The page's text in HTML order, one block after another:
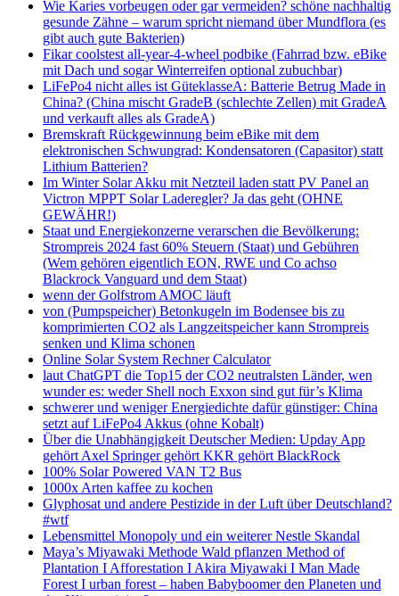
Wie Karies vorbeugen oder gar vermeiden? schöne nachhaltig
gesunde Zähne – warum spricht niemand über Mundflora (es
gibt auch gute Bakterien)
Fikar coolstest all-year-4-wheel podbike (Fahrrad bzw. eBike
mit Dach und sogar Winterreifen optional zubuchbar)
LiFePo4 nicht alles ist GüteklasseA: Batterie Betrug Made in
China? (China mischt GradeB (schlechte Zellen) mit GradeA
und verkauft alles als GradeA)
Bremskraft Rückgewinnung beim eBike mit dem
elektronischen Schwungrad: Kondensatoren (Capasitor) statt
Lithium Batterien?
Im Winter Solar Akku mit Netzteil laden statt PV Panel an
Victron MPPT Solar Laderegler? Ja das geht (OHNE
GEWÄHR!)
Staat und Energiekonzerne verarschen die Bevölkerung:
Strompreis 2024 fast 60% Steuern (Staat) und Gebühren
(Wem gehören eigentlich EON, RWE und Co achso
Blackrock Vanguard und dem Staat)
wenn der Golfstrom AMOC läuft
von (Pumpspeicher) Betonkugeln im Bodensee bis zu
komprimierten CO2 als Langzeitspeicher kann Strompreis
senken und Klima schonen
Online Solar System Rechner Calculator
laut ChatGPT die Top15 der CO2 neutralsten Länder, wen
wunder es: weder Shell noch Exxon sind gut für’s Klima
schwerer und weniger Energiedichte dafür günstiger: China
setzt auf LiFePo4 Akkus (ohne Kobalt)
Über die Unabhängigkeit Deutscher Medien: Upday App
gehört Axel Springer gehört KKR gehört BlackRock
100% Solar Powered VAN T2 Bus
1000x Arten kaffee zu kochen
Glyphosat und andere Pestizide in der Luft über Deutschland?
#wtf
Lebensmittel Monopoly und ein weiterer Nestle Skandal
Maya’s Miyawaki Methode Wald pflanzen Method of
Plantation I Afforestation I Akira Miyawaki I Man Made
Forest I urban forest – haben Babyboomer den Planeten und